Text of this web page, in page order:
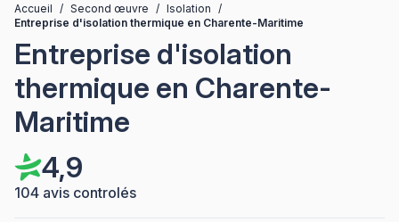
Accueil / Second œuvre / Isolation
/
Entreprise d'isolation thermique en Charente-Maritime
Entreprise d'isolation
thermique en Charente-
Maritime
4,9
104 avis controlés